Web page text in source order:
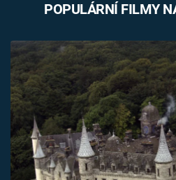
POPULÁRNÍ FILMY